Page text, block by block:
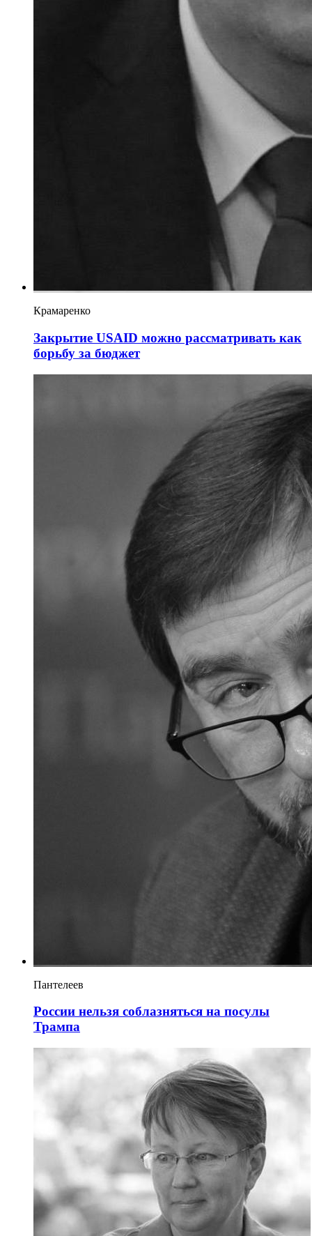
Крамаренко
Закрытие USAID можно рассматривать как
борьбу за бюджет
Пантелеев
России нельзя соблазняться на посулы
Трампа